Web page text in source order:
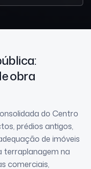
:
obra
do Centro
prédios antigos,
de imóveis
terraplanagem na
comerciais,